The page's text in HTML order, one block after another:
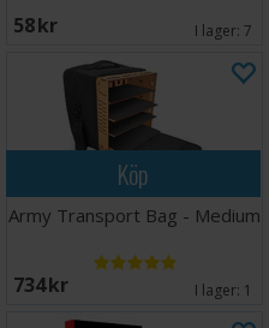
58 SEK I lager: 7
Köp
Army Transport Bag - Medium
734 SEK I lager: 1